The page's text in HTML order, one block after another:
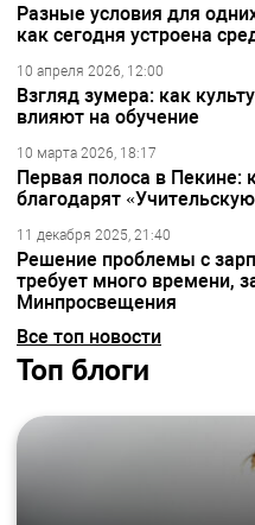
Разные условия для
как сегодня устроена
10 апреля 2026, 12:00
Взгляд зумера: как
влияют на обучение
10 марта 2026, 18:17
Первая полоса в Пекине:
благодарят «Учительскую
11 декабря 2025, 21:40
Решение проблемы с
требует много времени,
Минпросвещения
Все топ новости
Топ блоги